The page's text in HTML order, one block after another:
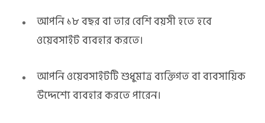
n
আপনি ১৮ বছর বা তার বেশি বয়সী হতে হবে
ওয়েবসাইট ব্যবহার করতে।
আপনি ওয়েবসাইটটি শুধুমাত্র ব্যক্তিগত বা ব্যবসায়িক
উদ্দেশ্যে ব্যবহার করতে পারেন।